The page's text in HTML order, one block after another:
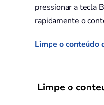
pressionar a tecla
rapidamente o
Limpe o conteúdo
Limpe o